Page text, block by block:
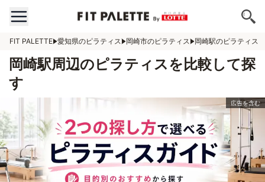
FIT PALETTE 愛知県のピラティス 岡崎市のピラティス 岡崎駅のピラティス
岡崎駅周辺のピラティスを比較して探
す